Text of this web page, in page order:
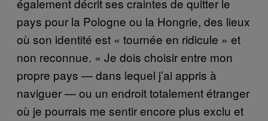
pays pour la Pologne ou la Hongrie, des lieux
où son identité est « tournée en ridicule » et
non reconnue. « Je dois choisir entre mon
propre pays — dans lequel j’ai appris à
naviguer — ou un endroit totalement étranger
où je pourrais me sentir encore plus exclu et